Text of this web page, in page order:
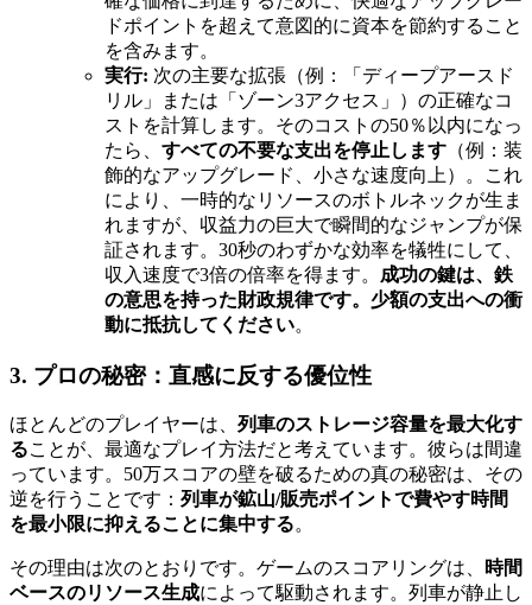
ドポイントを超えて意図的に資本を節約すること
を含みます。
実行: 次の主要な拡張（例：「ディープアースド
リル」または「ゾーン3アクセス」）の正確なコ
ストを計算します。そのコストの50％以内になっ
たら、 すべての不要な支出を停止します （例：装
飾的なアップグレード、小さな速度向上）。これ
により、一時的なリソースのボトルネックが生ま
れますが、収益力の巨大で瞬間的なジャンプが保
証されます。30秒のわずかな効率を犠牲にして、
収入速度で3倍の倍率を得ます。 成功の鍵は、鉄
の意思を持った財政規律です。少額の支出への衝
動に抵抗してください。
3. プロの秘密：直感に反する優位性
ほとんどのプレイヤーは、 列車のストレージ容量を最大化す
ることが、最適なプレイ方法だと考えています。彼らは間違
っています。50万スコアの壁を破るための真の秘密は、その
逆を行うことです： 列車が鉱山/販売ポイントで費やす時間
を最小限に抑えることに集中する。
その理由は次のとおりです。ゲームのスコアリングは、
時間
ベースのリソース生成によって駆動されます。列車が静止し